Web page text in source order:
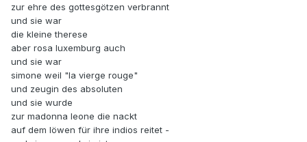
zur ehre des gottesgötzen verbrannt
und sie war
die kleine therese
aber rosa luxemburg auch
und sie war
simone weil "la vierge rouge"
und zeugin des absoluten
und sie wurde
zur madonna leone die nackt
auf dem löwen für ihre indios reitet -